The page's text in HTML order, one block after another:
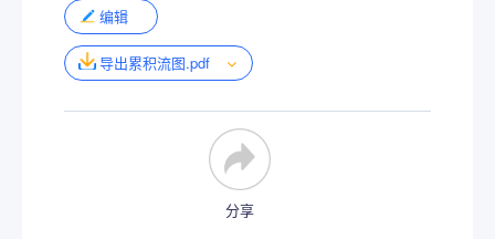
编辑
导出累积流图.pdf
分享